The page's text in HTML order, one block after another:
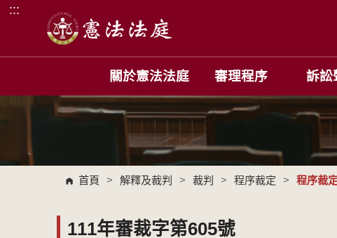
跳到主要內容區塊
:::
關於憲法法庭 審理程序 訴訟
首頁 > 解釋及裁判 > 裁判 > 程序裁定 > 程序裁
111年審裁字第605號